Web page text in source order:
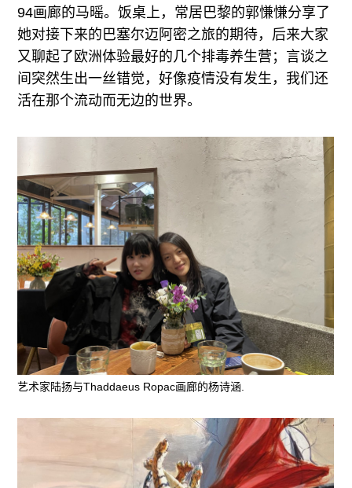
94画廊的马暚。饭桌上，常居巴黎的郭慊慊分享了
她对接下来的巴塞尔迈阿密之旅的期待，后来大家
又聊起了欧洲体验最好的几个排毒养生营；言谈之
间突然生出一丝错觉，好像疫情没有发生，我们还
活在那个流动而无边的世界。
艺术家陆扬与Thaddaeus Ropac画廊的杨诗涵.